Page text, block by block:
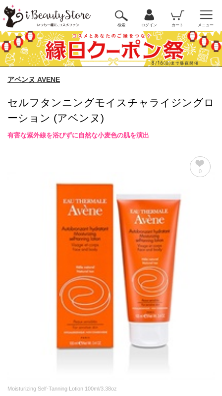
検索 ログイン カート メニュー
アベンヌ AVENE
セルフタンニングモイスチャライジングロ
ーション (アベンヌ)
有害な紫外線を浴びずに自然な小麦色の肌を演出
0
Moisturizing Self-Tanning Lotion 100ml/3.38oz